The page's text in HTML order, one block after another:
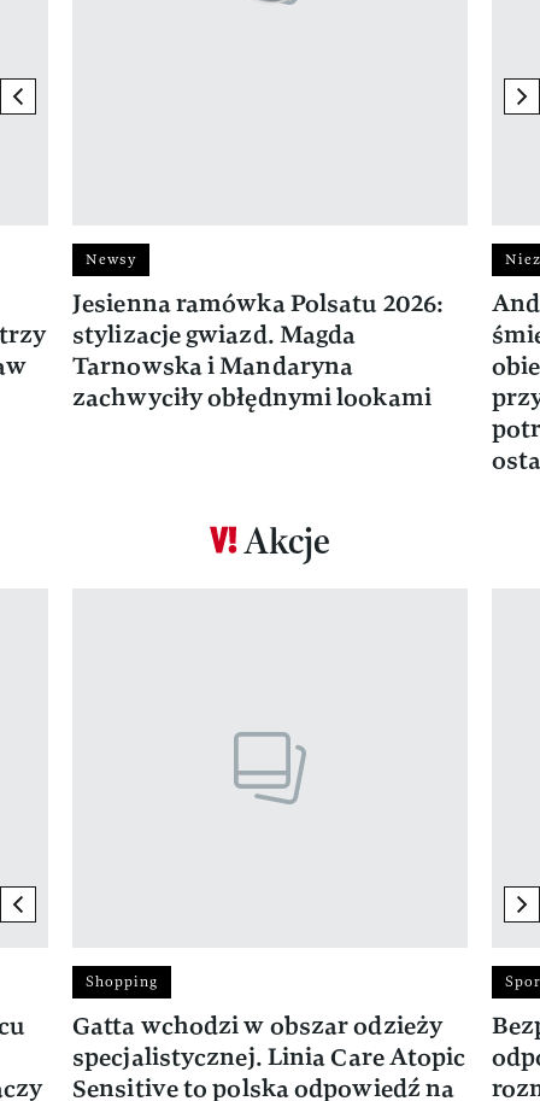
previous element
Newsy
Jesienna ramówka Polsatu 2026:
stylizacje gwiazd. Magda
Tarnowska i Mandaryna
zachwyciły obłędnymi lookami
Akcje
previous element
Shopping
Gatta wchodzi w obszar odzieży
specjalistycznej. Linia Care Atopic
Sensitive to polska odpowiedź na